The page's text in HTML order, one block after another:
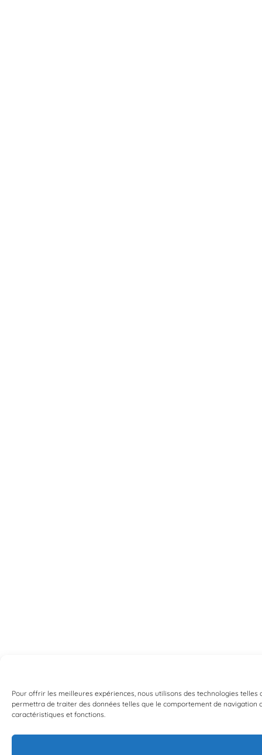
Pour offrir les meilleures expériences, nous utilisons des technologies
permettra de traiter des données telles que le comportement de
caractéristiques et fonctions.